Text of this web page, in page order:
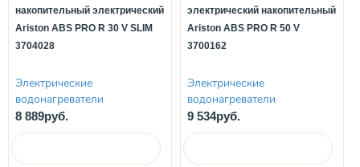
накопительный электрический
Ariston ABS PRO R 30 V SLIM
3704028
Электрические
водонагреватели
8 889руб.
электрический накопительный
Ariston ABS PRO R 50 V
3700162
Электрические
водонагреватели
9 534руб.